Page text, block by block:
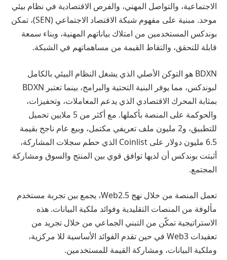
الاجتماعية، والتواصل المهني، والفرص الاقتصادية في نظام بيئي
موحد. مبنية على مفهوم شبكة الاقتصاد الاجتماعي (SEN)، تمكن
بوندكس المستخدمين من امتلاك بياناتهم المهنية، وبناء سمعة
قابلة للتحقق، والتقاط القيمة من مساهماتهم في الشبكة.
BDXN هو التوكن الأصلي الذي يشغل النظام البيئي بالكامل
لبوندكس، مما يوفر البنية التحتية والبرامج، بينما تعتبر BDXN
بمثابة المحرك الاقتصادي الذي يدعم المعاملات، وتحفيزات،
والحوكمة على المنصة بأكملها. مع أكثر من 5 ملايين تحميل
للتطبيق، و2 مليون ملف تعريفي مكتمل، وبيع عام ناجح بقيمة
6.5 مليون دولار على Coinlist الذي حطم سجلات المشاركة،
أثبتت بوندكس أن لديها توافق قوي بين المنتج والسوق ومشاركة
المجتمع.
تعمل المنصة من خلال نهج Web2.5، يجمع بين تجربة مستخدم
مألوفة من المنصات التقليدية وفوائد ملكية البيانات. هذه
الاستراتيجية تمكّن من التبني الجماعي من خلال تجريد من
تعقيدات Web3 في حين تقدم الفوائد الأساسية للا مركزية،
وملكية البيانات، ومشاركة القيمة للمستخدمين.